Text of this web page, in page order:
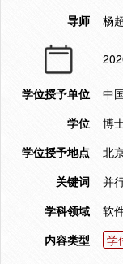
导师
杨
学位授予单位
中
学位
博
学位授予地点
北
关键词
并
学科领域
软
内容类型
学